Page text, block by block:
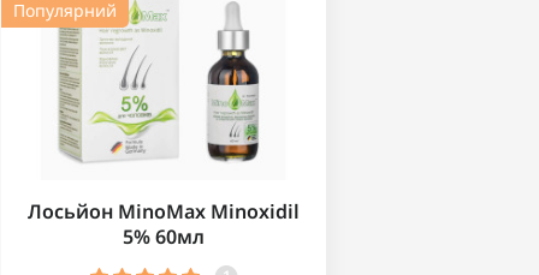
Популярний
Лосьйон MinoMax Minoxidil
5% 60мл